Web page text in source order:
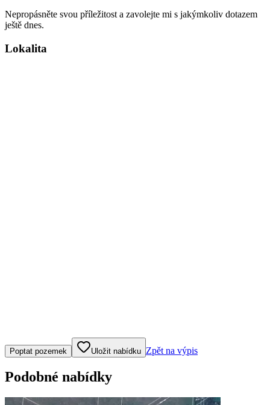
Nepropásněte svou příležitost a zavolejte mi s jakýmkoliv dotazem
ještě dnes.
Lokalita
Klepněte nebo klikněte pro ovládání mapy
Poptat pozemek Uložit nabídku Zpět na výpis
Podobné nabídky